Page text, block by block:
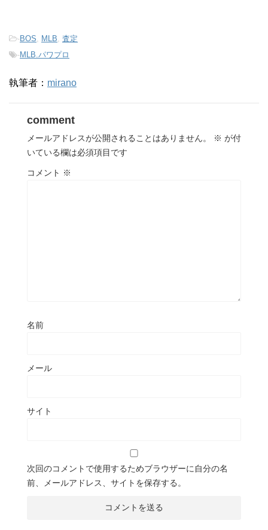
-BOS MLB 査定
-MLB.パワプロ
執筆者： mirano
comment
メールアドレスが公開されることはありません。 ※ が付
いている欄は必須項目です
コメント ※
名前
メール
サイト
次回のコメントで使用するためブラウザーに自分の名
前、メールアドレス、サイトを保存する。